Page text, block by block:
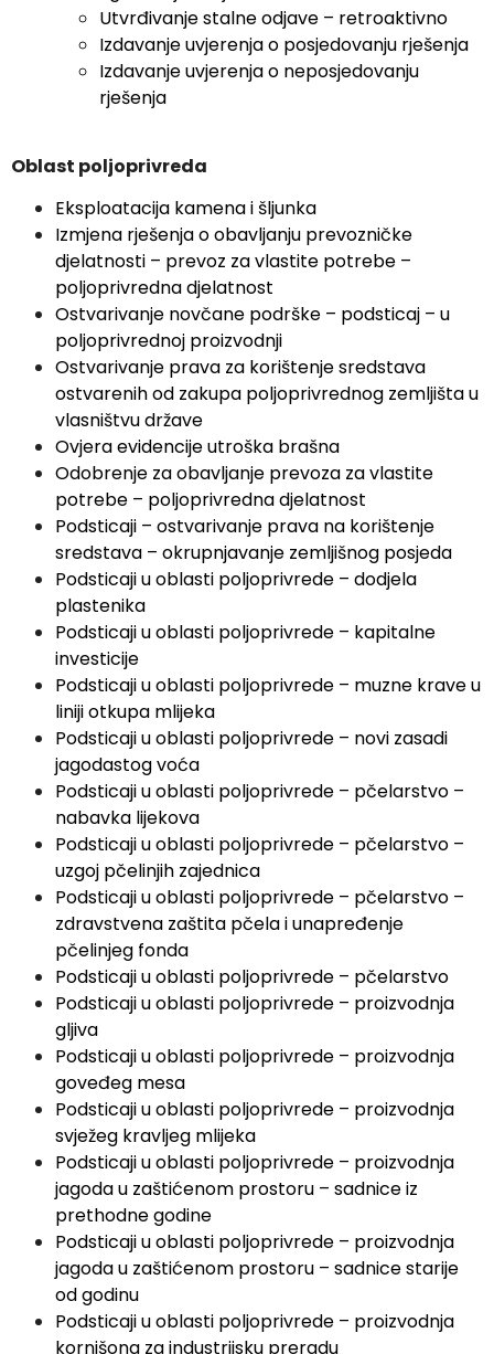
Utvrđivanje stalne odjave – retroaktivno
Izdavanje uvjerenja o posjedovanju rješenja
Izdavanje uvjerenja o neposjedovanju
rješenja
Oblast poljoprivreda
Eksploatacija kamena i šljunka
Izmjena rješenja o obavljanju prevozničke
djelatnosti – prevoz za vlastite potrebe –
poljoprivredna djelatnost
Ostvarivanje novčane podrške – podsticaj – u
poljoprivrednoj proizvodnji
Ostvarivanje prava za korištenje sredstava
ostvarenih od zakupa poljoprivrednog zemljišta u
vlasništvu države
Ovjera evidencije utroška brašna
Odobrenje za obavljanje prevoza za vlastite
potrebe – poljoprivredna djelatnost
Podsticaji – ostvarivanje prava na korištenje
sredstava – okrupnjavanje zemljišnog posjeda
Podsticaji u oblasti poljoprivrede – dodjela
plastenika
Podsticaji u oblasti poljoprivrede – kapitalne
investicije
Podsticaji u oblasti poljoprivrede – muzne krave u
liniji otkupa mlijeka
Podsticaji u oblasti poljoprivrede – novi zasadi
jagodastog voća
Podsticaji u oblasti poljoprivrede – pčelarstvo –
nabavka lijekova
Podsticaji u oblasti poljoprivrede – pčelarstvo –
uzgoj pčelinjih zajednica
Podsticaji u oblasti poljoprivrede – pčelarstvo –
zdravstvena zaštita pčela i unapređenje
pčelinjeg fonda
Podsticaji u oblasti poljoprivrede – pčelarstvo
Podsticaji u oblasti poljoprivrede – proizvodnja
gljiva
Podsticaji u oblasti poljoprivrede – proizvodnja
goveđeg mesa
Podsticaji u oblasti poljoprivrede – proizvodnja
svježeg kravljeg mlijeka
Podsticaji u oblasti poljoprivrede – proizvodnja
jagoda u zaštićenom prostoru – sadnice iz
prethodne godine
Podsticaji u oblasti poljoprivrede – proizvodnja
jagoda u zaštićenom prostoru – sadnice starije
od godinu
Podsticaji u oblasti poljoprivrede – proizvodnja
kornišona za industrijsku preradu